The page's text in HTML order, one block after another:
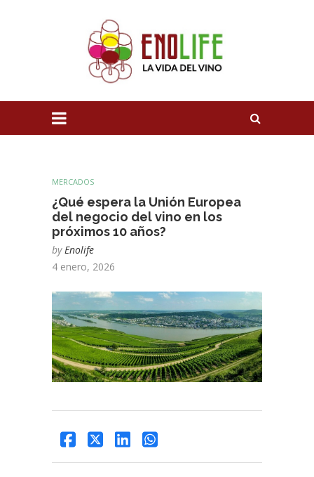
MERCADOS
¿Qué espera la Unión Europea
del negocio del vino en los
próximos 10 años?
by Enolife
4 enero, 2026